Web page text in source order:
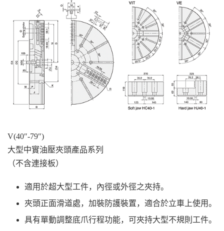
V(40″-79″)
大型中實油壓夾頭產品系列
（不含連接板）
適用於超大型工件，內徑或外徑之夾持。
夾頭正面滑道處，加裝防護裝置，適合於立車上使用。
具有單動調整底爪行程功能，可夾持大型不規則工件。